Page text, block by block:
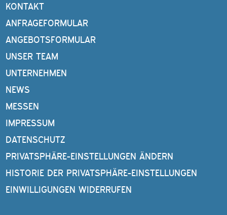
KONTAKT
ANFRAGEFORMULAR
ANGEBOTSFORMULAR
UNSER TEAM
UNTERNEHMEN
NEWS
MESSEN
IMPRESSUM
DATENSCHUTZ
PRIVATSPHÄRE-EINSTELLUNGEN ÄNDERN
HISTORIE DER PRIVATSPHÄRE-EINSTELLUNGEN
EINWILLIGUNGEN WIDERRUFEN